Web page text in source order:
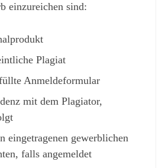
einzureichen sind:
Plagiat
Anmeldeformular
mit dem Plagiator,
eingetragenen gewerblichen
falls angemeldet